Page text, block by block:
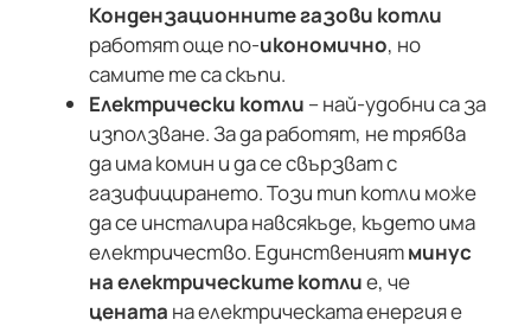
Кондензационните газови котли
работят още по-икономично, но
самите те са скъпи.
Електрически котли – най-удобни са за
използване. За да работят, не трябва
да има комин и да се свързват с
газифицирането. Този тип котли може
да се инсталира навсякъде, където има
електричество. Единствениятминус
на електрическите котлие, че
цената на електрическата енергия е